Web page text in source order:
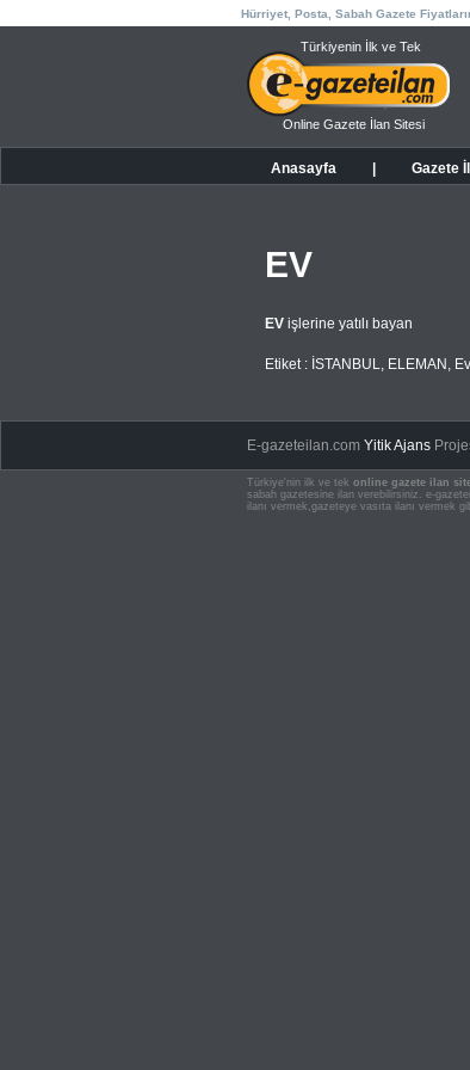
Hürriyet, Posta, Sabah Gazete
Türkiyenin İlk ve Tek
Online Gazete İlan Sitesi
Anasayfa Gazete
EV
EV işlerine yatılı bayan
Etiket : İSTANBUL, ELEMAN ,
E-gazeteilan.comYitik Ajans
Türkiye'nin ilk ve tek online gazete ilan
sabah gazetesine ilan verebilirsiniz. e-
ilanı vermek,gazeteye vasıta ilanı vermek